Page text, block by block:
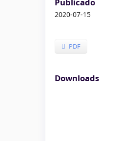
2020-07-15
PDF
Downloads